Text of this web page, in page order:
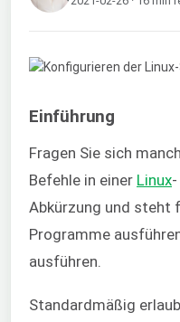
Einführung
Fragen Sie sich
Befehle in einer Linux
Abkürzung und steht
Programme
ausführen.
Standardmäßig